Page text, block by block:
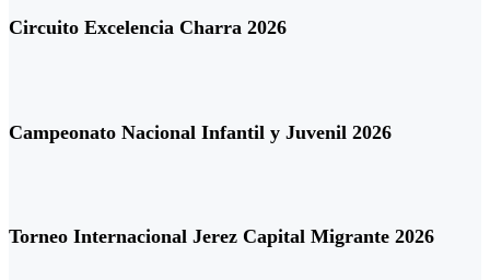
Circuito Excelencia Charra 2026
Campeonato Nacional Infantil y Juvenil 2026
Torneo Internacional Jerez Capital Migrante 2026